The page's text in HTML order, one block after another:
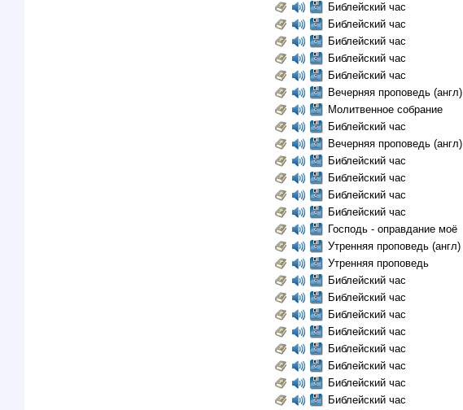
Библейский час
Библейский час
Библейский час
Библейский час
Библейский час
Вечерняя проповедь (англ)
Молитвенное собрание
Библейский час
Вечерняя проповедь (англ)
Библейский час
Библейский час
Библейский час
Библейский час
Господь - оправдание моё
Утренняя проповедь (англ)
Утренняя проповедь
Библейский час
Библейский час
Библейский час
Библейский час
Библейский час
Библейский час
Библейский час
Библейский час